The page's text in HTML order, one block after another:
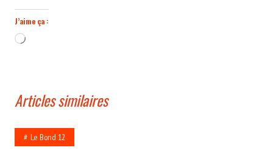
J’aime ça :
Chargement…
Articles similaires
Le Bond 12